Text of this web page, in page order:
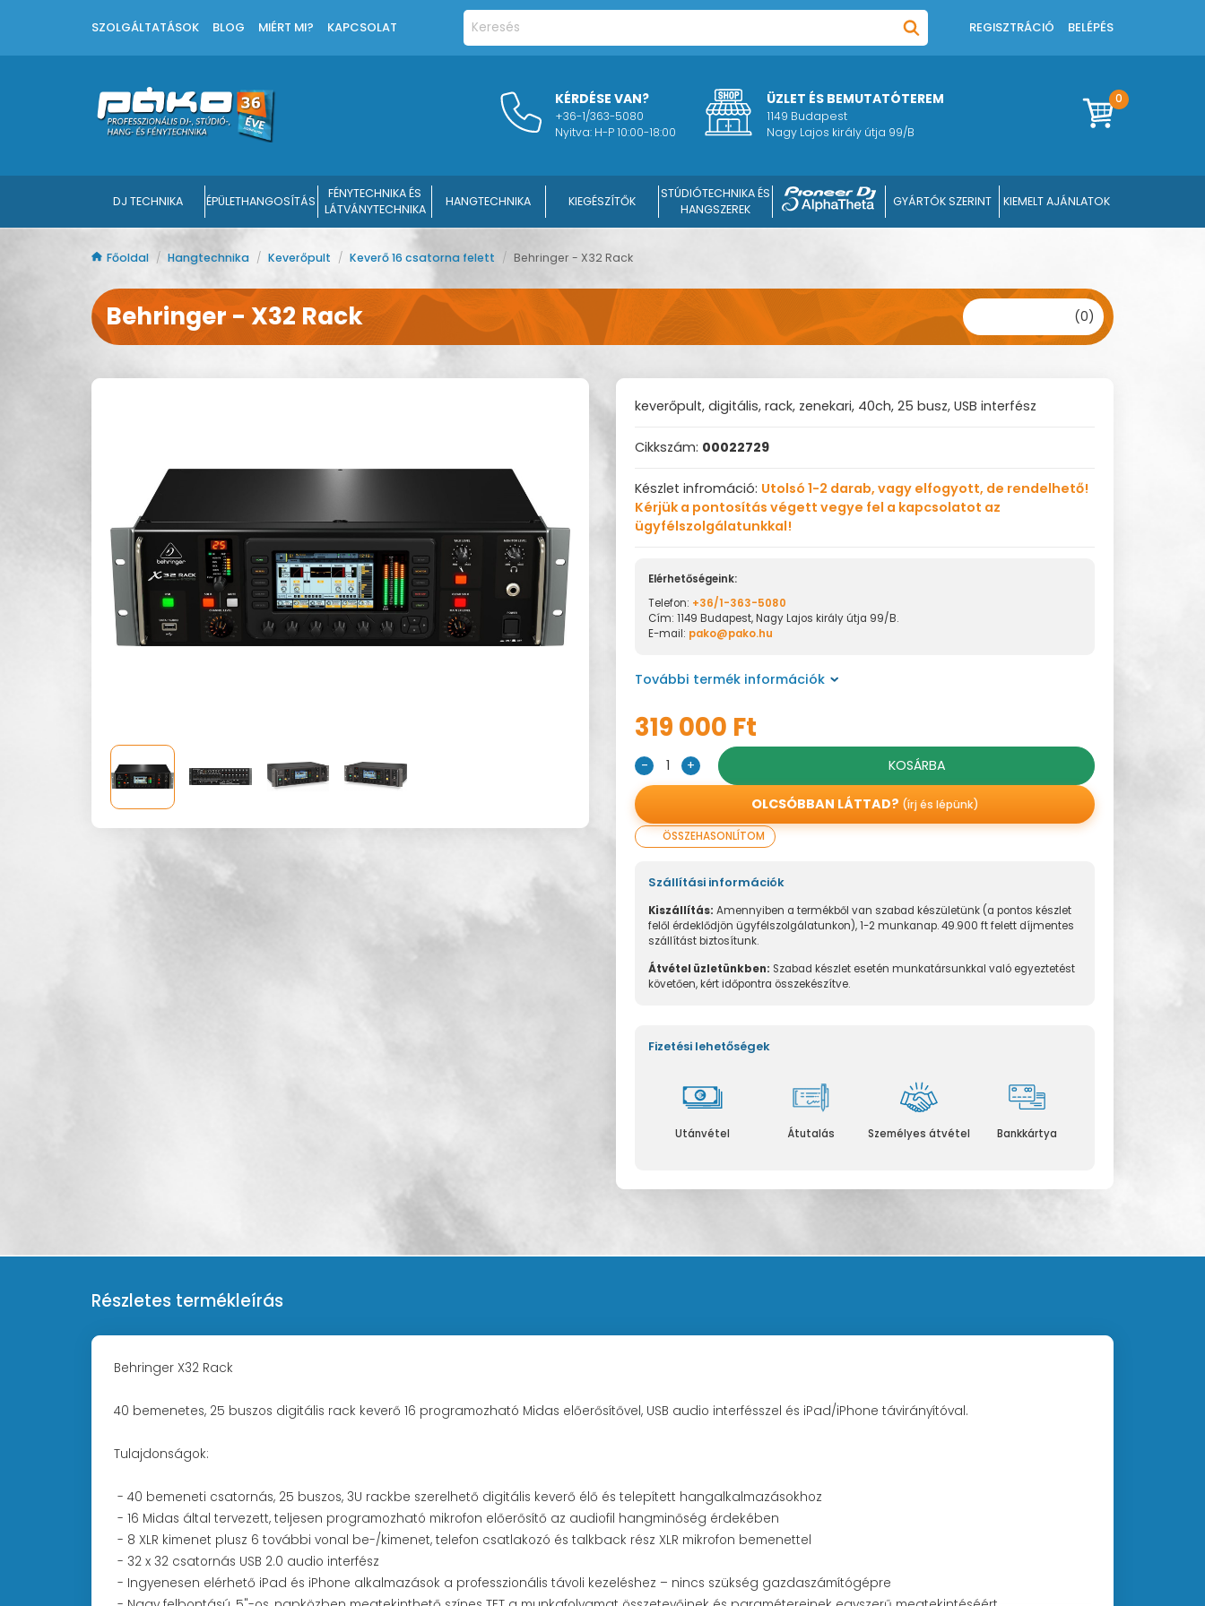
SZOLGÁLTATÁSOK BLOG MIÉRT MI? KAPCSOLAT REGISZTRÁCIÓ BELÉPÉS
KÉRDÉSE VAN?
+36-1/363-5080
Nyitva: H-P 10:00-18:00
ÜZLET ÉS BEMUTATÓTEREM
1149 Budapest
Nagy Lajos király útja 99/B
0
DJ TECHNIKA ÉPÜLETHANGOSÍTÁS
FÉNYTECHNIKA ÉS
LÁTVÁNYTECHNIKA
HANGTECHNIKA KIEGÉSZÍTŐK
STÚDIÓTECHNIKA ÉS
HANGSZEREK
GYÁRTÓK SZERINT KIEMELT AJÁNLATOK
Főoldal / Hangtechnika / Keverőpult / Keverő 16 csatorna felett / Behringer - X32 Rack
Behringer - X32 Rack (0)
keverőpult, digitális, rack, zenekari, 40ch, 25 busz, USB interfész
Cikkszám: 00022729
Készlet infromáció: Utolsó 1-2 darab, vagy elfogyott, de rendelhető!
Kérjük a pontosítás végett vegye fel a kapcsolatot az
ügyfélszolgálatunkkal!
Elérhetőségeink:
Telefon: +36/1-363-5080
Cím: 1149 Budapest, Nagy Lajos király útja 99/B.
E-mail: pako@pako.hu
További termék információk
319 000 Ft
- 1 + KOSÁRBA
OLCSÓBBAN LÁTTAD? (írj és lépünk)
ÖSSZEHASONLÍTOM
Szállítási információk
Kiszállítás: Amennyiben a termékből van szabad készületünk (a pontos készlet
felől érdeklődjön ügyfélszolgálatunkon), 1-2 munkanap. 49.900 ft felett díjmentes
szállítást biztosítunk.
Átvétel üzletünkben: Szabad készlet esetén munkatársunkkal való egyeztetést
követően, kért időpontra összekészítve.
Fizetési lehetőségek
Utánvétel Átutalás Személyes átvétel Bankkártya
Részletes termékleírás
Behringer X32 Rack
40 bemenetes, 25 buszos digitális rack keverő 16 programozható Midas előerősítővel, USB audio interfésszel és iPad/iPhone távirányítóval.
Tulajdonságok:
- 40 bemeneti csatornás, 25 buszos, 3U rackbe szerelhető digitális keverő élő és telepített hangalkalmazásokhoz
- 16 Midas által tervezett, teljesen programozható mikrofon előerősítő az audiofil hangminőség érdekében
- 8 XLR kimenet plusz 6 további vonal be-/kimenet, telefon csatlakozó és talkback rész XLR mikrofon bemenettel
- 32 x 32 csatornás USB 2.0 audio interfész
- Ingyenesen elérhető iPad és iPhone alkalmazások a professzionális távoli kezeléshez – nincs szükség gazdaszámítógépre